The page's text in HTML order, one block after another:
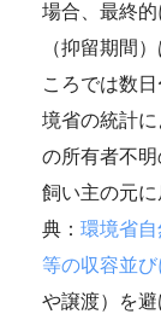
場合、最終
（抑留期間
ころでは数
境省の統計
の所有者不
飼い主の元
典： 環境省
等の収容並び
や譲渡）を